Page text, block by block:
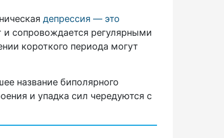
депрессия — это
и сопровождается регулярными
короткого периода могут
название биполярного
и упадка сил чередуются с